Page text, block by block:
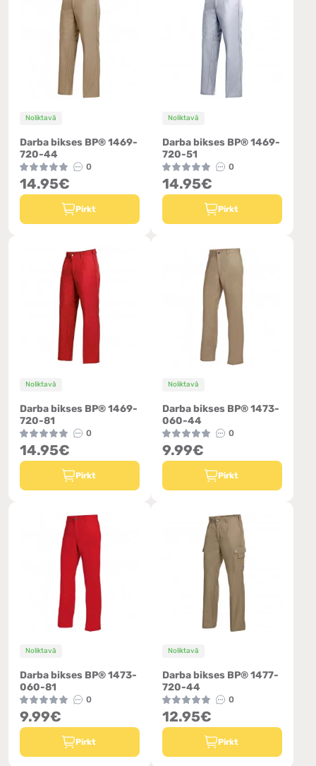
Noliktavā
Darba bikses BP® 1469-
720-44
0
14.95€
Pirkt
Noliktavā
Darba bikses BP® 1469-
720-51
0
14.95€
Pirkt
Noliktavā
Darba bikses BP® 1469-
720-81
0
14.95€
Pirkt
Noliktavā
Darba bikses BP® 1473-
060-44
0
9.99€
Pirkt
Noliktavā
Darba bikses BP® 1473-
060-81
0
9.99€
Pirkt
Noliktavā
Darba bikses BP® 1477-
720-44
0
12.95€
Pirkt